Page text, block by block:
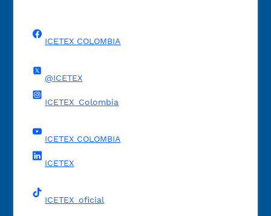
ICETEX COLOMBIA
@ICETEX
ICETEX_Colombia
ICETEX COLOMBIA
ICETEX
ICETEX_oficial